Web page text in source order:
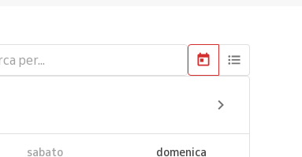
sabato domenica